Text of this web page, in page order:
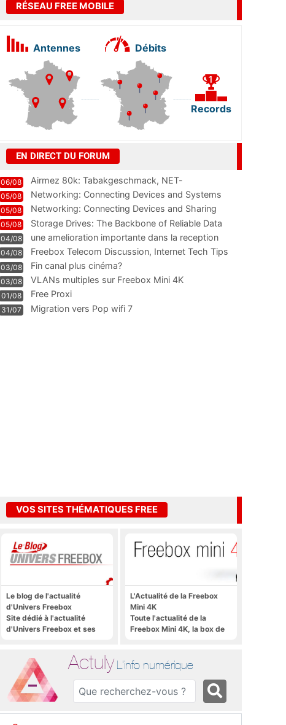
RÉSEAU FREE MOBILE
Antennes Débits
Records
EN DIRECT DU FORUM
06/08
Airmez 80k: Tabakgeschmack, NET-
Technologie und Leistung im
05/08 Networking: Connecting Devices and Systems
05/08
Networking: Connecting Devices and Sharing
Information
05/08
Storage Drives: The Backbone of Reliable Data
Management
04/08
une amelioration importante dans la reception
WIFI
04/08
Freebox Telecom Discussion, Internet Tech Tips
Communi
03/08 Fin canal plus cinéma?
03/08 VLANs multiples sur Freebox Mini 4K
01/08 Free Proxi
31/07 Migration vers Pop wifi 7
VOS SITES THÉMATIQUES FREE
Le blog de l'actualité
d'Univers Freebox
Site dédié à l'actualité
d'Univers Freebox et ses
thématiques Actuly, à
Freezone, etc.
L'Actualité de la Freebox
Mini 4K
Toute l'actualité de la
Freebox Mini 4K, la box de
Actuly L'info numérique